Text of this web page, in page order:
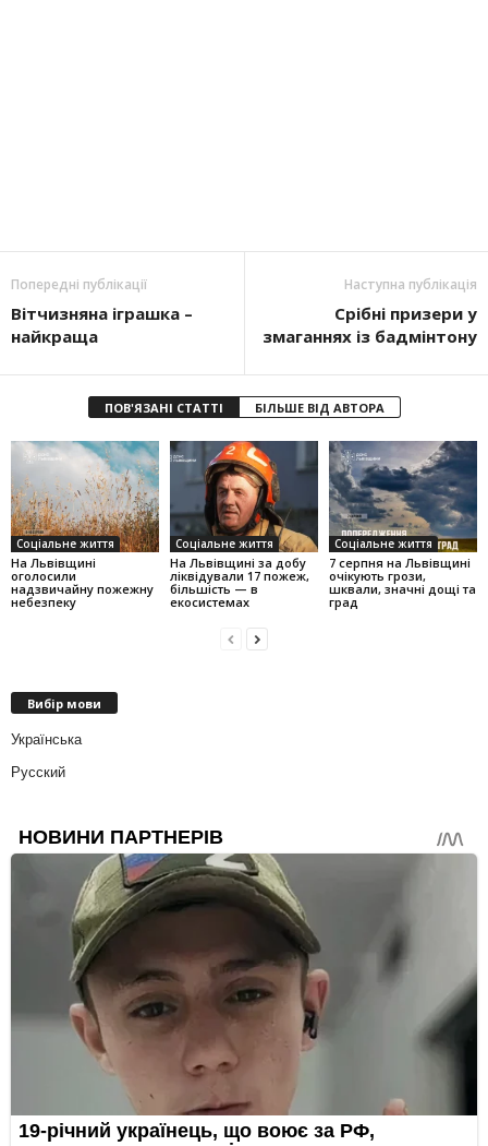
Попередні публікації
Вітчизняна іграшка –
найкраща
Наступна публікація
Срібні призери у
змаганнях із бадмінтону
ПОВ'ЯЗАНІ СТАТТІ БІЛЬШЕ ВІД АВТОРА
Соціальне життя
На Львівщині
оголосили
надзвичайну пожежну
небезпеку
Соціальне життя
На Львівщині за добу
ліквідували 17 пожеж,
більшість — в
екосистемах
Соціальне життя
7 серпня на Львівщині
очікують грози,
шквали, значні дощі та
град
Вибір мови
Українська
Русский